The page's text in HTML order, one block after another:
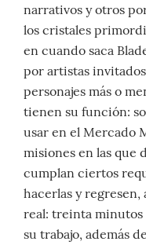
narrativos y otros
los cristales
en cuando saca
por artistas
personajes más o
tienen su función:
usar en el Mercado
misiones en las que
cumplan ciertos
hacerlas y
real: treinta minutos
su trabajo, además